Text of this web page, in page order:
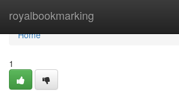
royalbookmarking
Home
Home
1